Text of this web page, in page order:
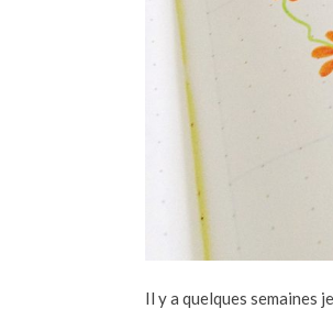
Il y a quelques semaines